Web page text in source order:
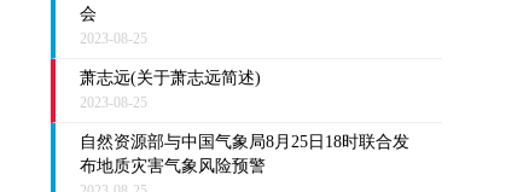
会
2023-08-25
萧志远(关于萧志远简述)
2023-08-25
自然资源部与中国气象局8月25日18时联合发
布地质灾害气象风险预警